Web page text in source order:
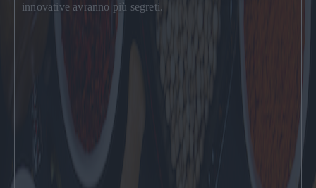
innovative avranno più segreti.